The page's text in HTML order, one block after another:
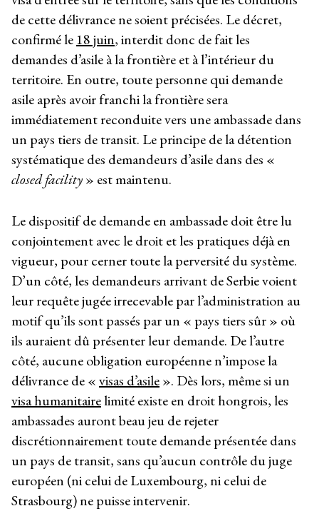
de cette délivrance ne soient précisées. Le décret,
confirmé le18 juin, interdit donc de fait les
demandes d’asile à la frontière et à l’intérieur du
territoire. En outre, toute personne qui demande
asile après avoir franchi la frontière sera
immédiatement reconduite vers une ambassade dans
un pays tiers de transit. Le principe de la détention
systématique des demandeurs d’asile dans des «
closed facility» est maintenu.
Le dispositif de demande en ambassade doit être lu
conjointement avec le droit et les pratiques déjà en
vigueur, pour cerner toute la perversité du système.
D’un côté, les demandeurs arrivant de Serbie voient
leur requête jugée irrecevable par l’administration au
motif qu’ils sont passés par un « pays tiers sûr » où
ils auraient dû présenter leur demande. De l’autre
côté, aucune obligation européenne n’impose la
délivrance de «visas d’asile». Dès lors, même si un
visa humanitairelimité existe en droit hongrois, les
ambassades auront beau jeu de rejeter
discrétionnairement toute demande présentée dans
un pays de transit, sans qu’aucun contrôle du juge
européen (ni celui de Luxembourg, ni celui de
Strasbourg) ne puisse intervenir.